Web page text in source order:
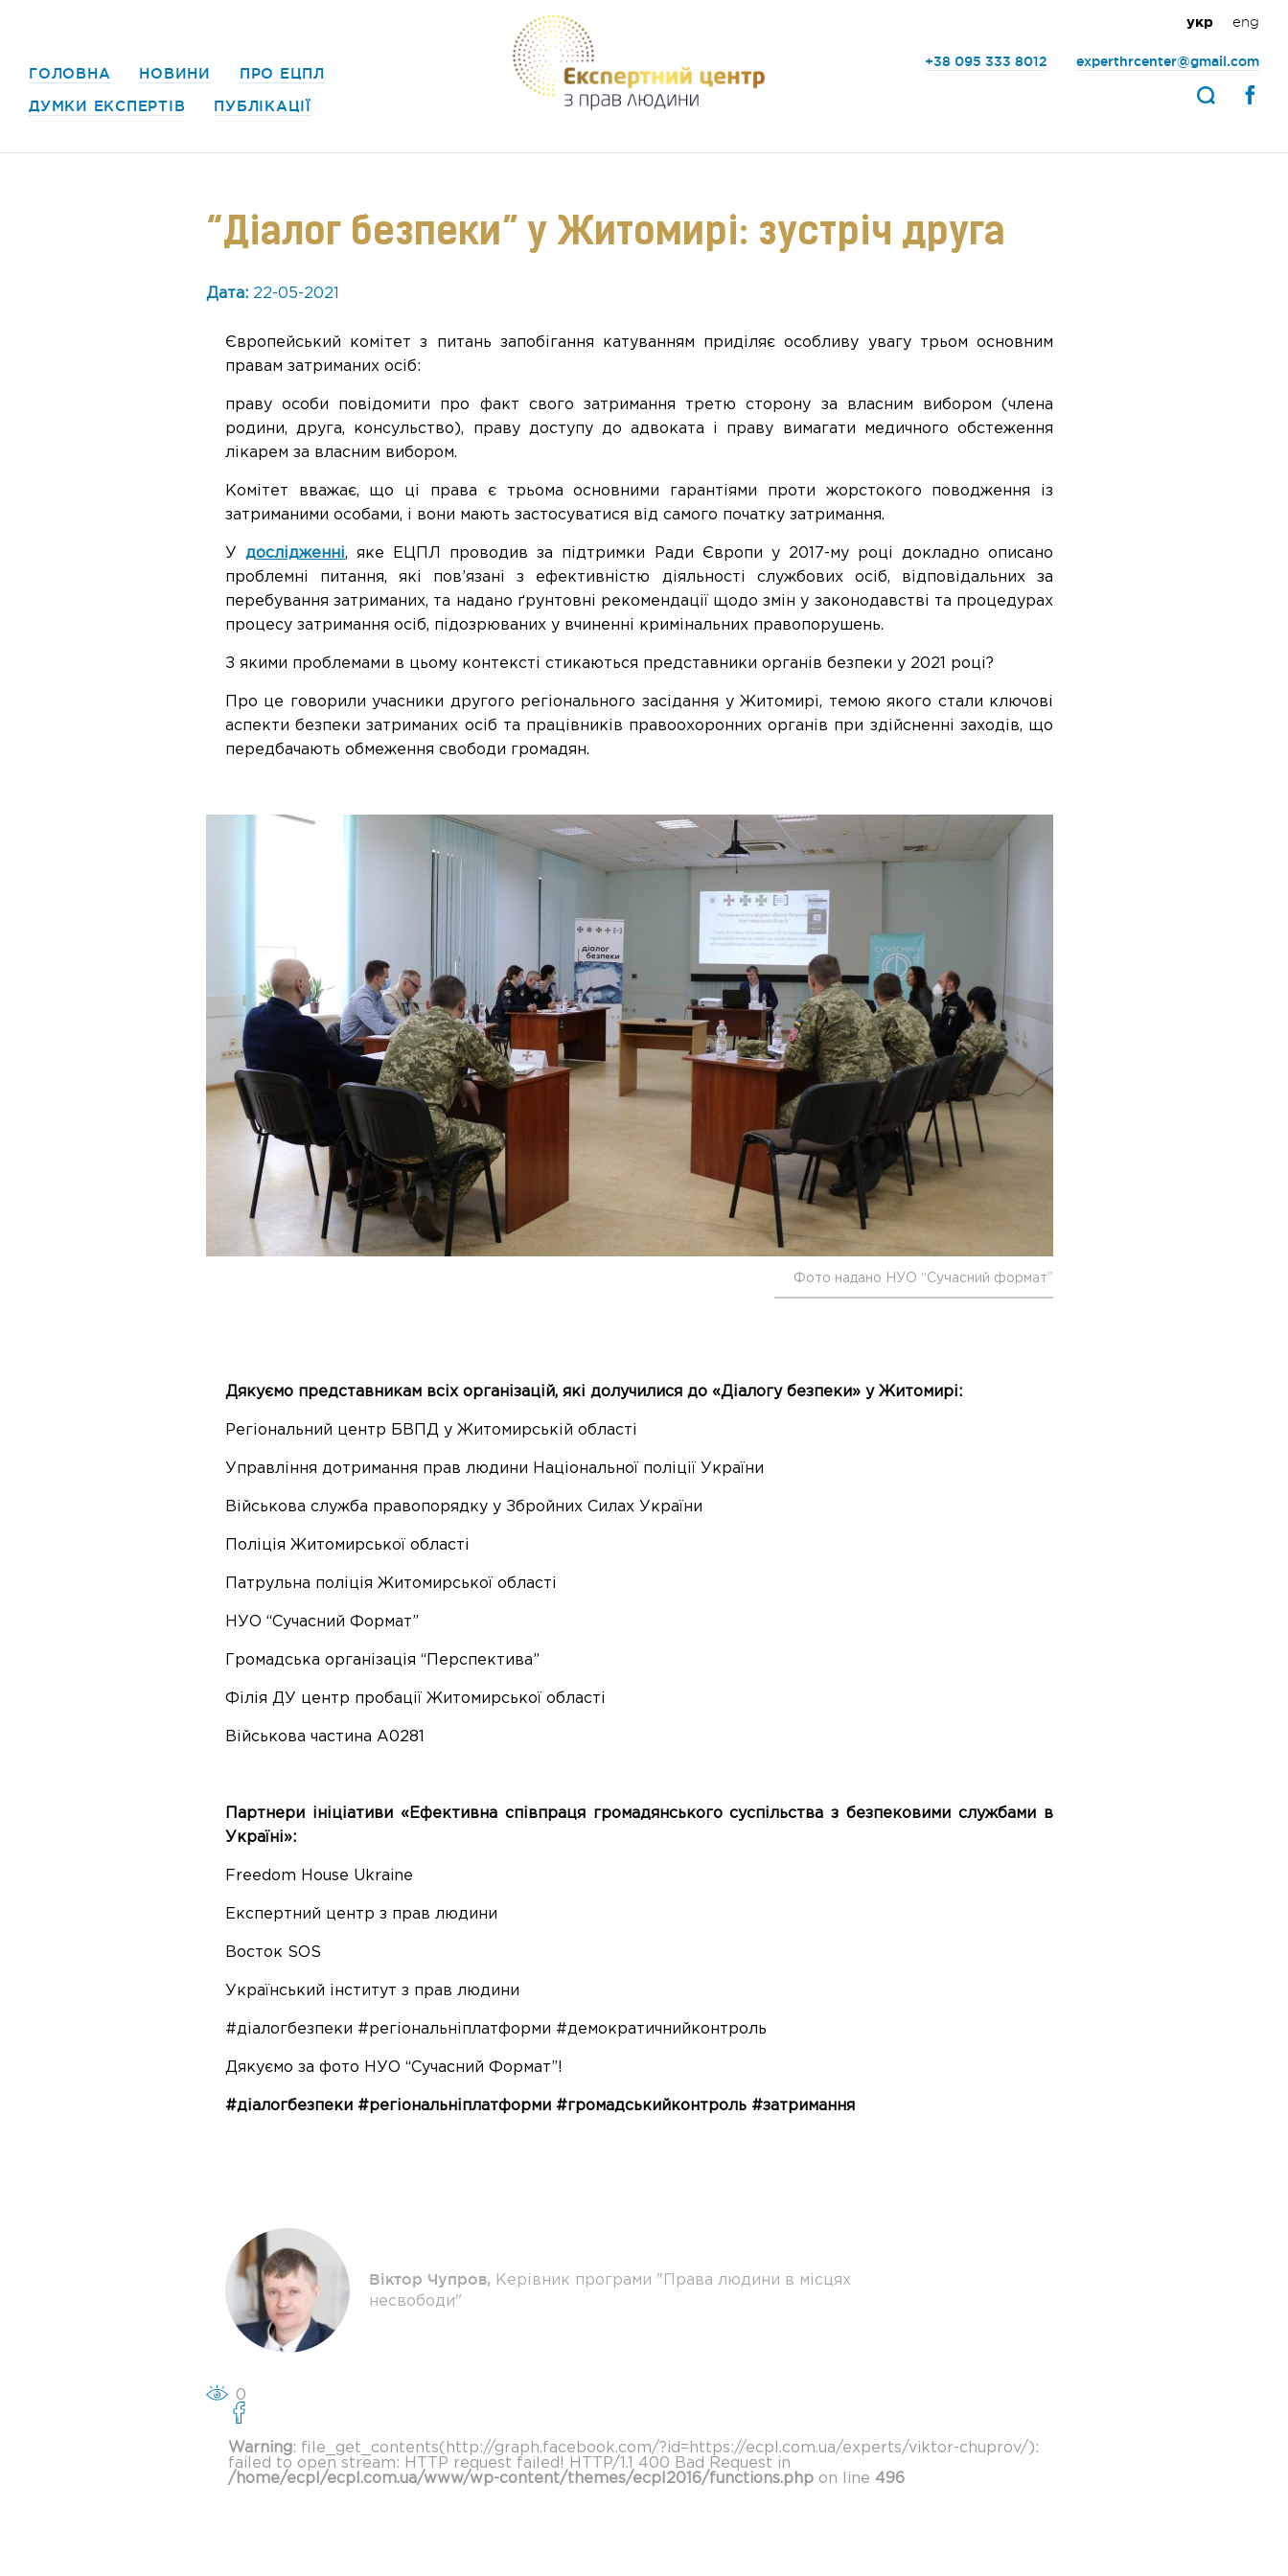
ГОЛОВНА НОВИНИ
ПРО ЕЦПЛ
ДУМКИ ЕКСПЕРТІВ
ПУБЛІКАЦІЇ
+38 095 333 8012 experthrcenter@gmail.com
укр eng
“Діалог безпеки” у Житомирі: зустріч друга
Дата:22-05-2021
Європейський комітет з питань запобігання катуванням приділяє особливу увагу трьом основним
правам затриманих осіб:
праву особи повідомити про факт свого затримання третю сторону за власним вибором (члена
родини, друга, консульство), праву доступу до адвоката і праву вимагати медичного обстеження
лікарем за власним вибором.
Комітет вважає, що ці права є трьома основними гарантіями проти жорстокого поводження із
затриманими особами, і вони мають застосуватися від самого початку затримання.
У дослідженні, яке ЕЦПЛ проводив за підтримки Ради Європи у 2017-му році докладно описано
проблемні питання, які пов’язані з ефективністю діяльності службових осіб, відповідальних за
перебування затриманих, та надано ґрунтовні рекомендації щодо змін у законодавстві та процедурах
процесу затримання осіб, підозрюваних у вчиненні кримінальних правопорушень.
З якими проблемами в цьому контексті стикаються представники органів безпеки у 2021 році?
Про це говорили учасники другого регіонального засідання у Житомирі, темою якого стали ключові
аспекти безпеки затриманих осіб та працівників правоохоронних органів при здійсненні заходів, що
передбачають обмеження свободи громадян.
Фото надано НУО “Сучасний формат”
Дякуємо представникам всіх організацій, які долучилися до «Діалогу безпеки» у Житомирі:
Регіональний центр БВПД у Житомирській області
Управління дотримання прав людини Національної поліції України
Військова служба правопорядку у Збройних Силах України
Поліція Житомирської області
Патрульна поліція Житомирської області
НУО “Сучасний Формат”
Громадська організація “Перспектива”
Філія ДУ центр пробації Житомирської області
Військова частина А0281
Партнери ініціативи «Ефективна співпраця громадянського суспільства з безпековими службами в
Україні»:
Freedom House Ukraine
Експертний центр з прав людини
Восток SOS
Український інститут з прав людини
#діалогбезпеки #регіональніплатформи #демократичнийконтроль
Дякуємо за фото НУО “Сучасний Формат”!
#діалогбезпеки #регіональніплатформи #громадськийконтроль #затримання
Віктор Чупров, Керівник програми "Права людини в місцях
несвободи"
0
Warning: file_get_contents(http://graph.facebook.com/?id=https://ecpl.com.ua/experts/viktor-chuprov/):
failed to open stream: HTTP request failed! HTTP/1.1 400 Bad Request in
/home/ecpl/ecpl.com.ua/www/wp-content/themes/ecpl2016/functions.phpon line 496